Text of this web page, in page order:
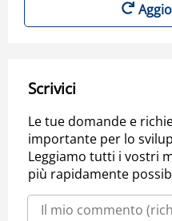
Scrivici
Le tue domande e
importante per lo
Leggiamo tutti i vostri
più rapidamente